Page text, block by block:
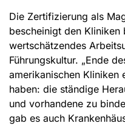
Die Zertifizierung als
bescheinigt den
wertschätzendes
Führungskultur. „Ende
amerikanischen Kliniken
haben: die ständige
und vorhandene zu
gab es auch